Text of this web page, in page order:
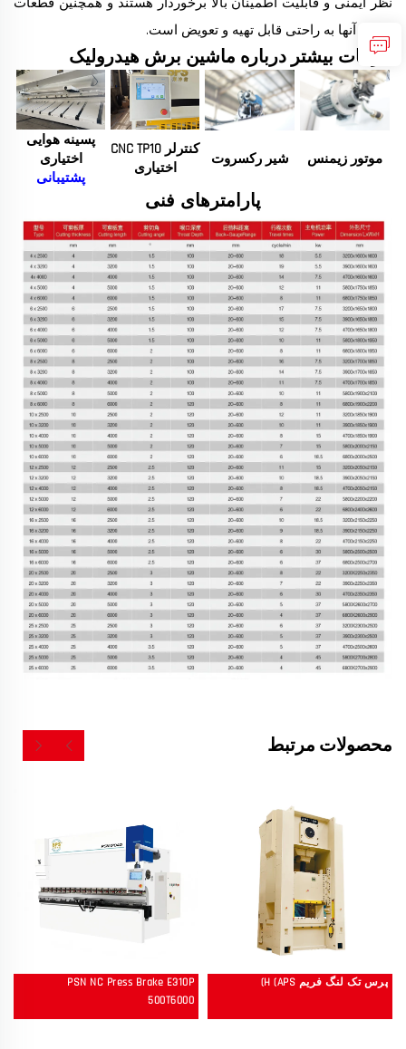
جانبی آنها به راحتی قابل تهیه و تعویض است.
جزئیات بیشتر درباره ماشین برش هیدرولیک
موتور زیمنس شیر رکسروت
کنترلر CNC TP10
اختیاری
پسینه هوایی
اختیاری
پشتیبانی
پارامترهای فنی
محصولات مرتبط
پرس تک لنگ فریم H (APS)
PSN NC Press Brake E310P
500T6000